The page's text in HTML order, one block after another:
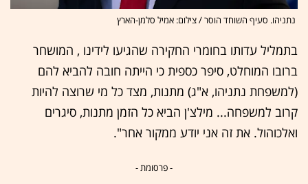
נתניהו. סעיף השוחד הוסר / צילום: אמיל סלמן-הארץ
בתמליל עדותו בחומרי החקירה שהגיעו לידינו , המושחר
ברובו המוחלט, סיפר כספית כי הייתה חובה להביא להם
(למשפחת נתניהו, א"ג) מתנות, מצד כל מי שרוצה להיות
קרוב למשפחה... מילצ'ן הביא כל הזמן מתנות, סיגרים
ואלכוהול. את זה אני יודע ממקור אחר".
- פרסומת -